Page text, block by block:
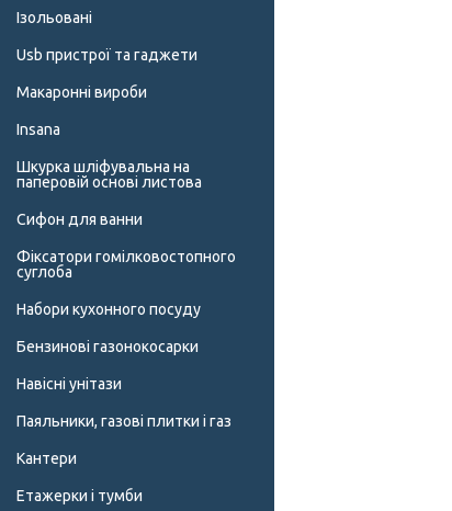
Ізольовані
Usb пристрої та гаджети
Макаронні вироби
Insana
Шкурка шліфувальна на
паперовій основі листова
Сифон для ванни
Фіксатори гомілковостопного
суглоба
Набори кухонного посуду
Бензинові газонокосарки
Навісні унітази
Паяльники, газові плитки і газ
Кантери
Етажерки і тумби